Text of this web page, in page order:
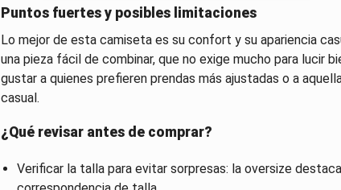
Puntos fuertes y posibles limitaciones
Lo mejor de esta camiseta es su confort y su apariencia
una pieza fácil de combinar, que no exige mucho para lucir
gustar a quienes prefieren prendas más ajustadas o a
casual.
¿Qué revisar antes de comprar?
Verificar la talla para evitar sorpresas: la oversize